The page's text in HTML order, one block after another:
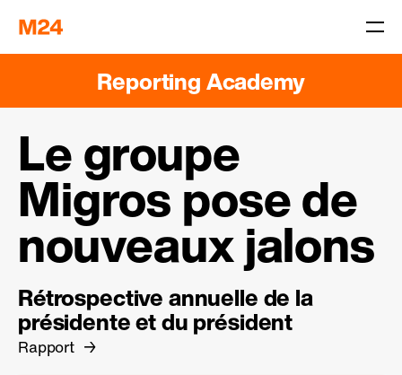
Reporting Academy
Le groupe
Migros pose de
nouveaux jalons
Rétrospective annuelle de la
présidente et du président
Rapport